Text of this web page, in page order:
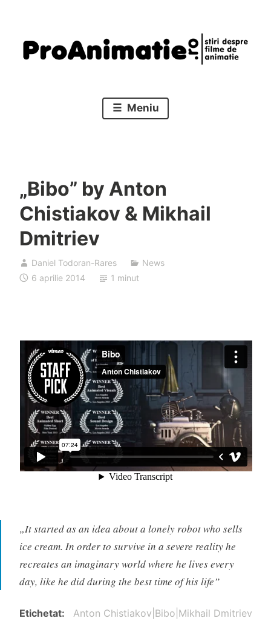
conținut
Proanimatie
Meniu
„Bibo” by Anton
Chistiakov & Mikhail
Dmitriev
Daniel Todoran-Rares
News
6 aprilie 2014
1 minut
„It started as an idea about a lonely robot who sells
ice cream. In order to survive in a severe reality he
recreates an imaginary world where he lives every
day, like he did during the best time of his life”
Etichetat Anton Chistiakov|Bibo|Mikhail Dmitriev